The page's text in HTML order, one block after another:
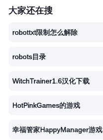
大家还在搜
robottxt限制怎么解除
robots目录
WitchTrainer1.6汉化下载
HotPinkGames的游戏
幸福管家HappyManager游戏